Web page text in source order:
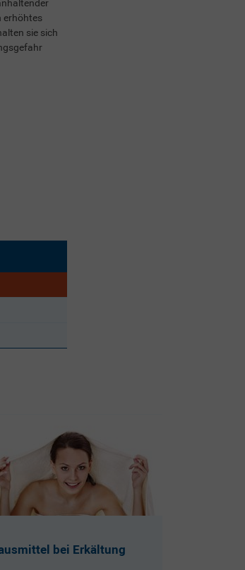
erhöhtes
sie sich
bei Erkältung